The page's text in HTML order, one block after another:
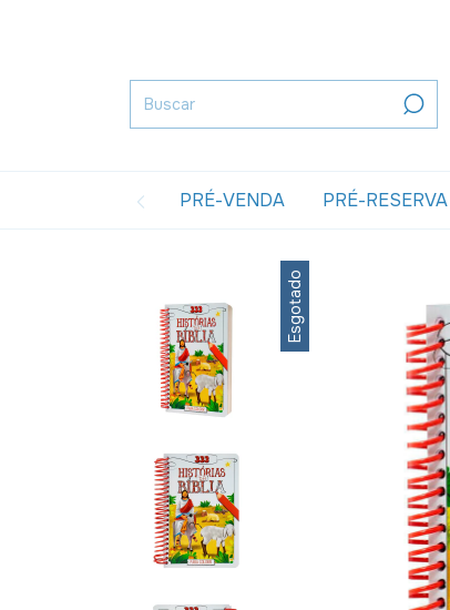
PRÉ-VENDA PRÉ-RESERVA
Esgotado